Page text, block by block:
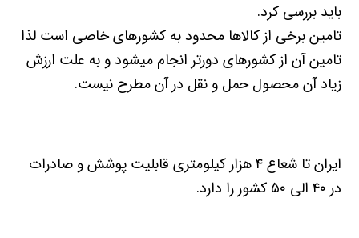
باید بررسی کرد.
تامین برخی از کالاها محدود به کشورهای خاصی است لذا
تامین آن از کشورهای دورتر انجام میشود و به علت ارزش
زیاد آن محصول حمل و نقل در آن مطرح نیست.
ایران تا شعاع ۴ هزار کیلومتری قابلیت پوشش و صادرات
در ۴۰ الی ۵۰ کشور را دارد.